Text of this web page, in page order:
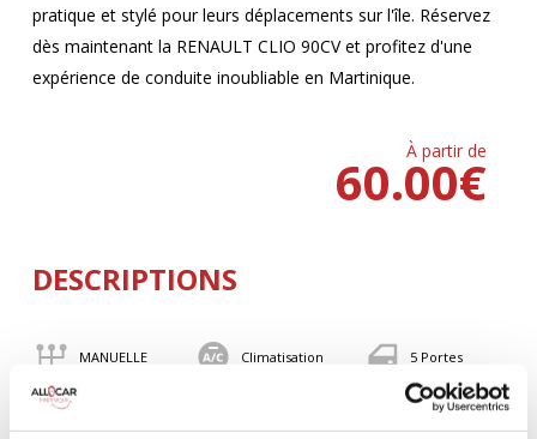
pratique et stylé pour leurs déplacements sur l'île. Réservez
dès maintenant la RENAULT CLIO 90CV et profitez d'une
expérience de conduite inoubliable en Martinique.
À partir de
€
60.00
DESCRIPTIONS
MANUELLE Climatisation 5 Portes
BLUETOOTH 90 CV